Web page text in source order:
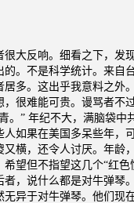
很大反响。细看之下，发
。不是科学统计。来自
多。这出乎我意料之外
很难能可贵。谩骂者不
。” 年纪不大，满脑袋中
如果在美国多呆些年，
横，还令人讨厌。年龄
望但不指望这几个“红色
，说什么都是对牛弹琴
异于对牛弹琴。他们现